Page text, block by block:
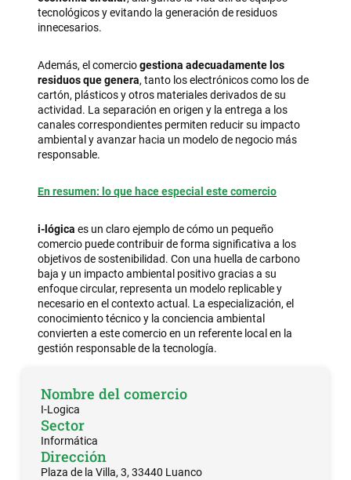
tecnológicos y evitando la generación de residuos
innecesarios.
Además, el comerciogestiona adecuadamente los
residuos que genera, tanto los electrónicos como los de
cartón, plásticos y otros materiales derivados de su
actividad. La separación en origen y la entrega a los
canales correspondientes permiten reducir su impacto
ambiental y avanzar hacia un modelo de negocio más
responsable.
En resumen: lo que hace especial este comercio
i-lógica es un claro ejemplo de cómo un pequeño
comercio puede contribuir de forma significativa a los
objetivos de sostenibilidad. Con una huella de carbono
baja y un impacto ambiental positivo gracias a su
enfoque circular, representa un modelo replicable y
necesario en el contexto actual. La especialización, el
conocimiento técnico y la conciencia ambiental
convierten a este comercio en un referente local en la
gestión responsable de la tecnología.
Nombre del comercio
I-Logica
Sector
Informática
Dirección
Plaza de la Villa, 3, 33440 Luanco